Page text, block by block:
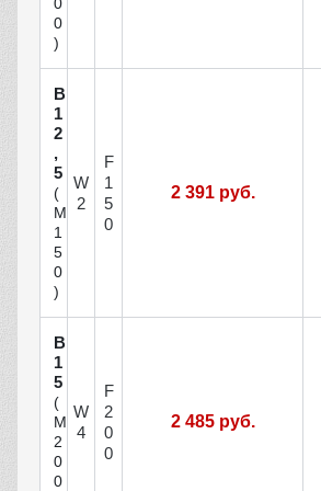
0
0
)
В
1
2
,
5
(
М
1
5
0
)
W
2
F
1
5
0
2 391 руб.
В
1
5
(
М
2
0
0
W
4
F
2
0
0
2 485 руб.